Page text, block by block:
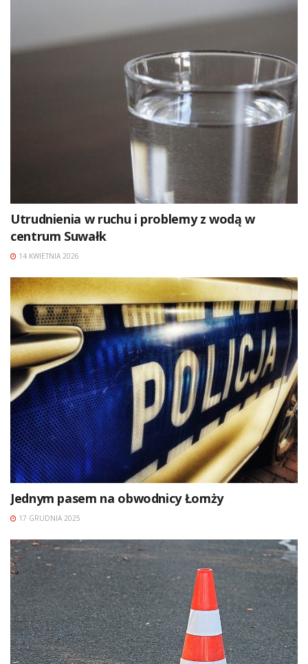
Utrudnienia w ruchu i problemy z wodą w
centrum Suwałk
14 KWIETNIA 2026
Jednym pasem na obwodnicy Łomży
17 GRUDNIA 2025